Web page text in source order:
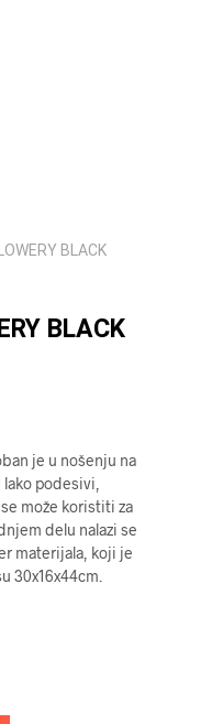
BLACK
BLACK
RSD.
je u nošenju na
lako podesivi,
može koristiti za
delu nalazi se
materijala, koji je
30x16x44cm.